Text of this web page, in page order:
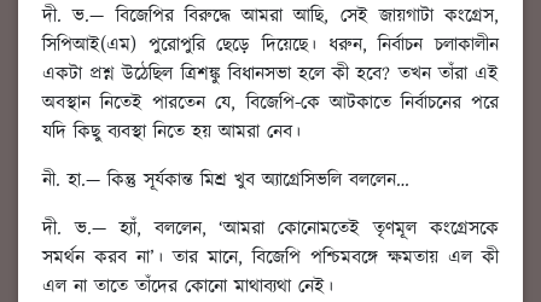
দী. ভ.— বিজেপির বিরুদ্ধে আমরা আছি, সেই জায়গাটা কংগ্রেস,
সিপিআই(এম) পুরোপুরি ছেড়ে দিয়েছে। ধরুন, নির্বাচন চলাকালীন
একটা প্রশ্ন উঠেছিল ত্রিশঙ্কু বিধানসভা হলে কী হবে? তখন তাঁরা এই
অবস্থান নিতেই পারতেন যে, বিজেপি-কে আটকাতে নির্বাচনের পরে
যদি কিছু ব্যবস্থা নিতে হয় আমরা নেব।
নী. হা.—কিন্তু সূর্যকান্ত মিশ্র খুব অ্যাগ্রেসিভলি বললেন…
দী. ভ.— হ্যাঁ, বললেন, ‘আমরা কোনোমতেই তৃণমূল কংগ্রেসকে
সমর্থন করব না’। তার মানে, বিজেপি পশ্চিমবঙ্গে ক্ষমতায় এল কী
এল না তাতে তাঁদের কোনো মাথাব্যথা নেই।